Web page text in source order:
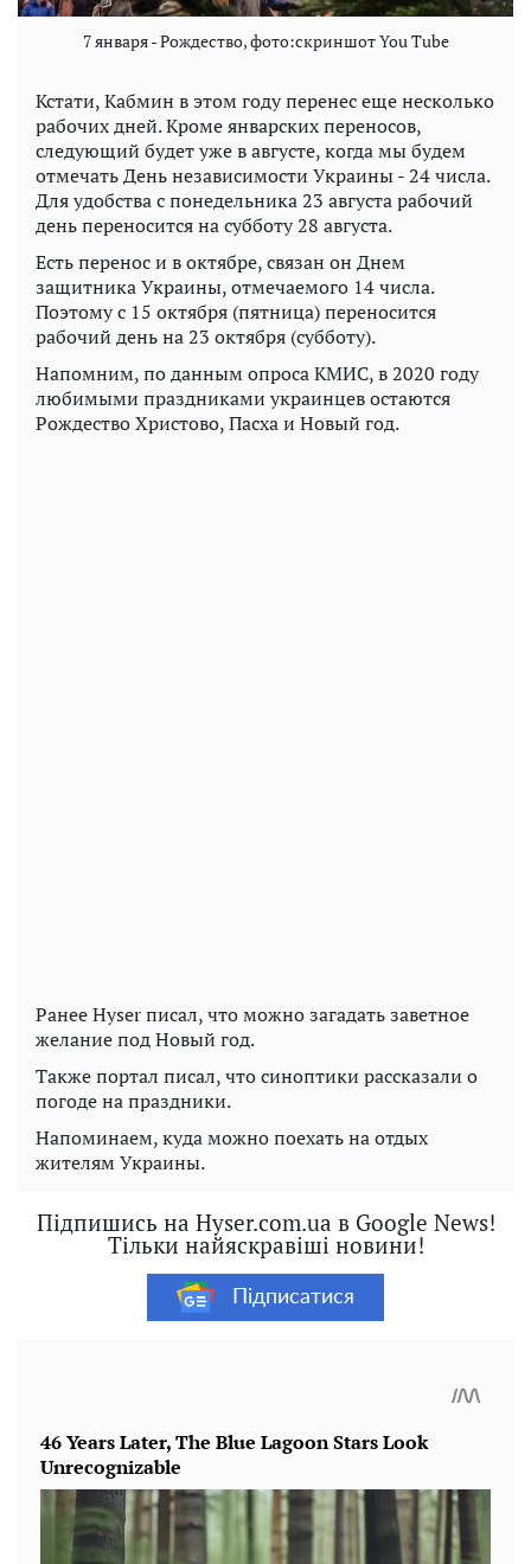
7 января - Рождество, фото:скриншот You Tube
Кстати, Кабмин в этом году перенес еще несколько
рабочих дней. Кроме январских переносов,
следующий будет уже в августе, когда мы будем
отмечать День независимости Украины - 24 числа.
Для удобства с понедельника 23 августа рабочий
день переносится на субботу 28 августа.
Есть перенос и в октябре, связан он Днем
защитника Украины, отмечаемого 14 числа.
Поэтому с 15 октября (пятница) переносится
рабочий день на 23 октября (субботу).
Напомним, по данным опроса КМИС, в 2020 году
любимыми праздниками украинцев остаются
Рождество Христово, Пасха и Новый год.
Ранее Hyser писал, что можно загадать заветное
желание под Новый год.
Также портал писал, что синоптики рассказали о
погоде на праздники.
Напоминаем, куда можно поехать на отдых
жителям Украины.
Підпишись на Hyser.com.ua в Google News!
Тільки найяскравіші новини!
Підписатися